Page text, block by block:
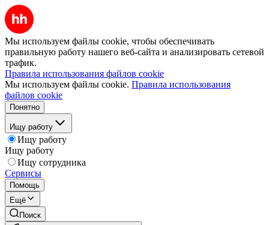
Мы используем файлы cookie, чтобы обеспечивать
правильную работу нашего веб-сайта и анализировать сетевой
трафик.
Правила использования файлов cookie
Мы используем файлы cookie. Правила использования
файлов cookie
Понятно
Ищу работу
Ищу работу
Ищу работу
Ищу сотрудника
Сервисы
Помощь
Ещё
Поиск